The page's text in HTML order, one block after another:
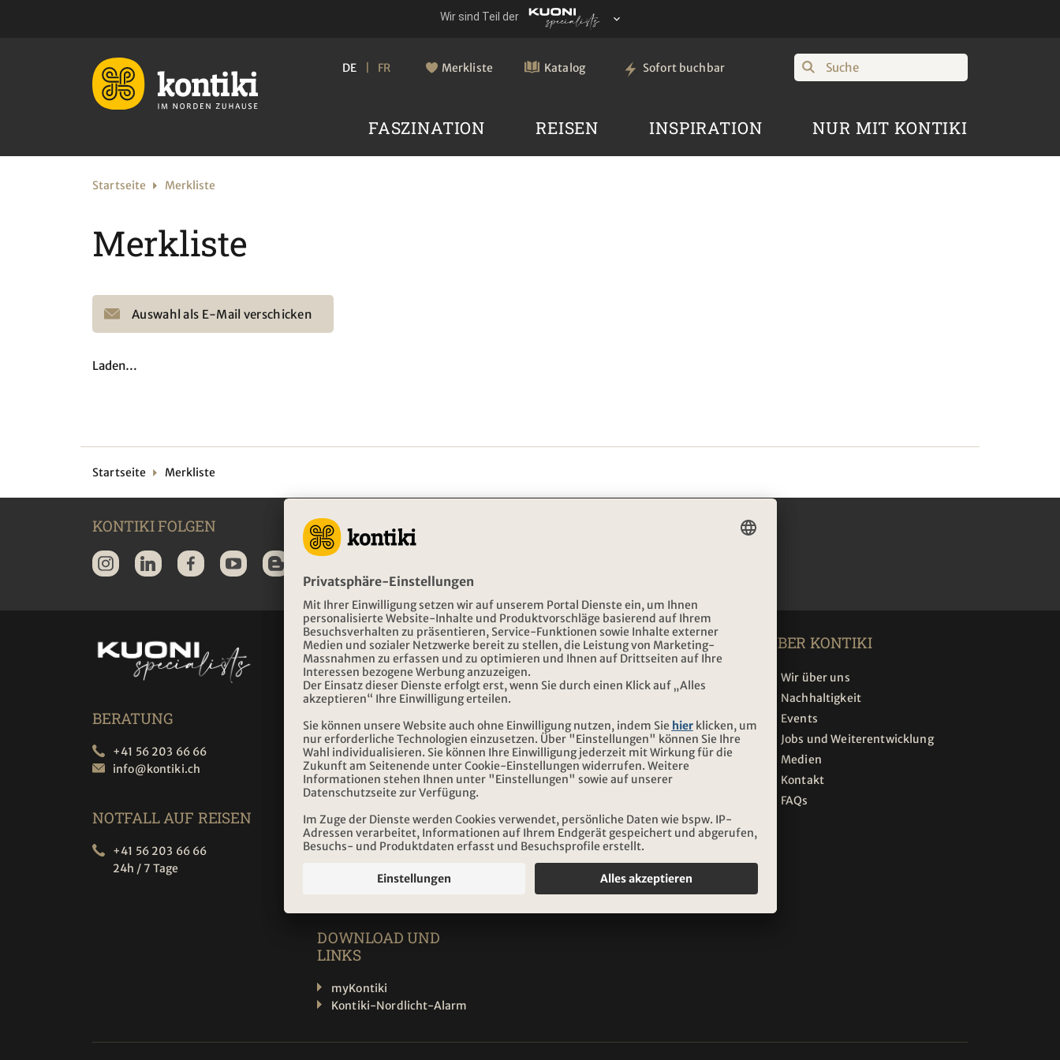
DE FR Merkliste Katalog Sofort buchbar Suche
FASZINATION REISEN INSPIRATION NUR MIT KONTIKI
Startseite Merkliste
Merkliste
Auswahl als E-Mail verschicken
Laden…
Startseite Merkliste
KONTIKI FOLGEN NEWSLETTER ABONNIEREN
BERATUNG
+41 56 203 66 66
info@kontiki.ch
NOTFALL AUF REISEN
+41 56 203 66 66
24h / 7 Tage
ÖFFNUNGSZEITEN
KONTIKI REISEN
Montag bis Freitag
(Beratung auf Voranmeldung)
10.00 - 12.00 Uhr
13.30 - 17.00 Uhr
Samstag
(Beratung auf Voranmeldung)
09.00 – 12.00 Uhr
Terminvereinbarung
Sonderöffnungszeiten
DOWNLOAD UND
LINKS
myKontiki
Kontiki-Nordlicht-Alarm
ADRESSE
DERTOUR Suisse AG
CH-5400 Baden
Anfahrt
Situationsplan
ÜBER KONTIKI
Wir über uns
Nachhaltigkeit
Events
Jobs und Weiterentwicklung
Medien
Kontakt
FAQs